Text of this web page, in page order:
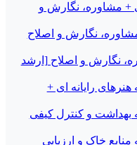
+ مشاوره، نگارش و
مشاوره، نگارش و اصلاح
نگارش و اصلاح [ارشد
رایانه ای +
بهداشت و کنترل کیفی
خاک و ارزیابی